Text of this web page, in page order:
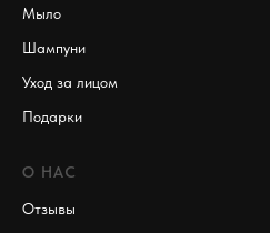
Мыло
Шампуни
Уход за лицом
Подарки
О НАС
Отзывы